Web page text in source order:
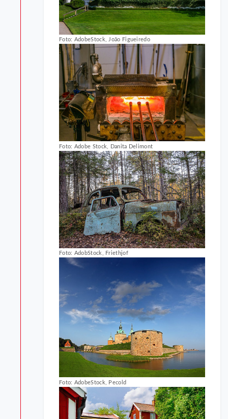
Foto: AdobeStock, João Figueiredo
Foto: Adobe Stock, Danita Delimont
Foto: AdobStock, Friethjof
Foto: AdobeStock, Pecold